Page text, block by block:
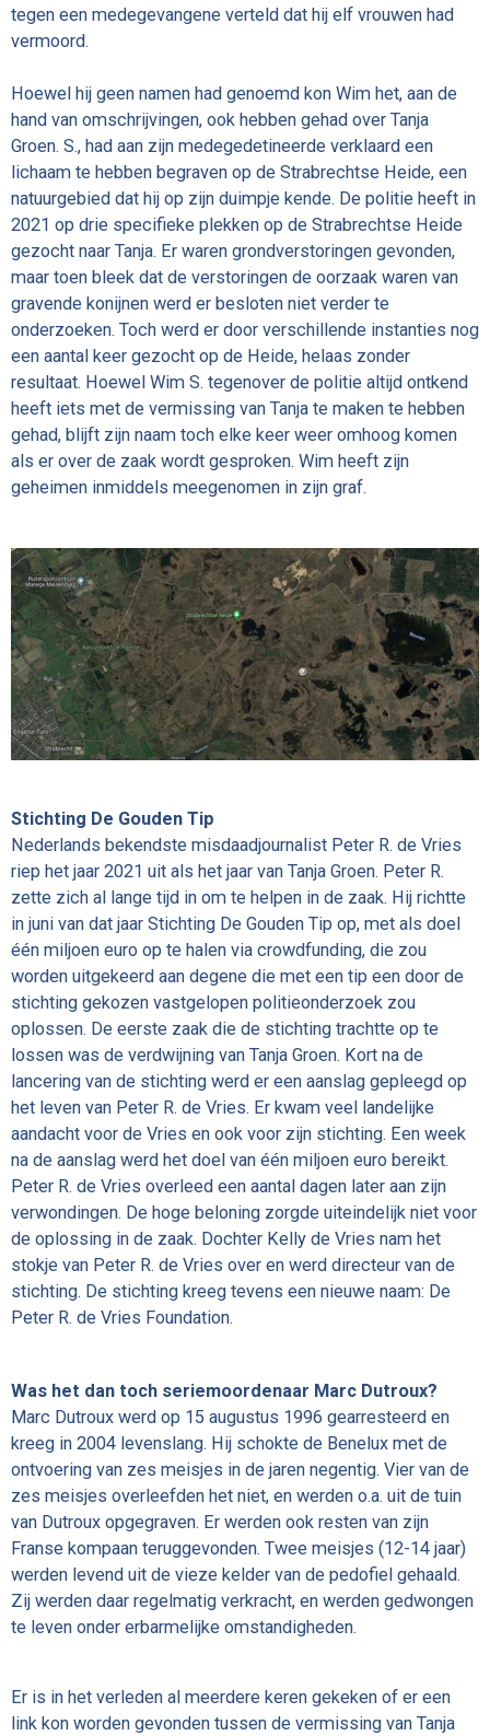
tegen een medegevangene verteld dat hij elf vrouwen had
vermoord.
Hoewel hij geen namen had genoemd kon Wim het, aan de
hand van omschrijvingen, ook hebben gehad over Tanja
Groen. S., had aan zijn medegedetineerde verklaard een
lichaam te hebben begraven op de Strabrechtse Heide, een
natuurgebied dat hij op zijn duimpje kende. De politie heeft in
2021 op drie specifieke plekken op de Strabrechtse Heide
gezocht naar Tanja. Er waren grondverstoringen gevonden,
maar toen bleek dat de verstoringen de oorzaak waren van
gravende konijnen werd er besloten niet verder te
onderzoeken. Toch werd er door verschillende instanties nog
een aantal keer gezocht op de Heide, helaas zonder
resultaat. Hoewel Wim S. tegenover de politie altijd ontkend
heeft iets met de vermissing van Tanja te maken te hebben
gehad, blijft zijn naam toch elke keer weer omhoog komen
als er over de zaak wordt gesproken. Wim heeft zijn
geheimen inmiddels meegenomen in zijn graf.
Stichting De Gouden Tip
Nederlands bekendste misdaadjournalist Peter R. de Vries
riep het jaar 2021 uit als het jaar van Tanja Groen. Peter R.
zette zich al lange tijd in om te helpen in de zaak. Hij richtte
in juni van dat jaar Stichting De Gouden Tip op, met als doel
één miljoen euro op te halen via crowdfunding, die zou
worden uitgekeerd aan degene die met een tip een door de
stichting gekozen vastgelopen politieonderzoek zou
oplossen. De eerste zaak die de stichting trachtte op te
lossen was de verdwijning van Tanja Groen. Kort na de
lancering van de stichting werd er een aanslag gepleegd op
het leven van Peter R. de Vries. Er kwam veel landelijke
aandacht voor de Vries en ook voor zijn stichting. Een week
na de aanslag werd het doel van één miljoen euro bereikt.
Peter R. de Vries overleed een aantal dagen later aan zijn
verwondingen. De hoge beloning zorgde uiteindelijk niet voor
de oplossing in de zaak. Dochter Kelly de Vries nam het
stokje van Peter R. de Vries over en werd directeur van de
stichting. De stichting kreeg tevens een nieuwe naam: De
Peter R. de Vries Foundation.
Was het dan toch seriemoordenaar Marc Dutroux?
Marc Dutroux werd op 15 augustus 1996 gearresteerd en
kreeg in 2004 levenslang. Hij schokte de Benelux met de
ontvoering van zes meisjes in de jaren negentig. Vier van de
zes meisjes overleefden het niet, en werden o.a. uit de tuin
van Dutroux opgegraven. Er werden ook resten van zijn
Franse kompaan teruggevonden. Twee meisjes (12-14 jaar)
werden levend uit de vieze kelder van de pedofiel gehaald.
Zij werden daar regelmatig verkracht, en werden gedwongen
te leven onder erbarmelijke omstandigheden.
Er is in het verleden al meerdere keren gekeken of er een
link kon worden gevonden tussen de vermissing van Tanja